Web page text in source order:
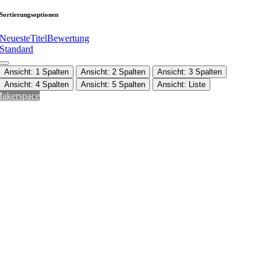
Sortierungsoptionen
NeuesteTitelBewertung
Standard
Ansicht: 1 Spalten Ansicht: 2 Spalten
Ansicht: 3 Spalten
Ansicht: 4 Spalten
Ansicht: 5 Spalten Ansicht: Liste